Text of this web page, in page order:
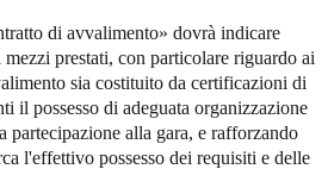
di avvalimento» dovrà indicare
prestati, con particolare riguardo ai
sia costituito da certificazioni di
il possesso di adeguata organizzazione
alla gara, e rafforzando
l'effettivo possesso dei requisiti e delle